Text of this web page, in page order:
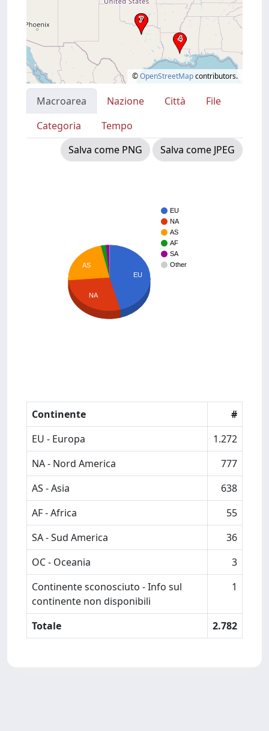
©OpenStreetMapcontributors.
Macroarea Nazione Città
File
Categoria
Tempo
Salva come PNG
Salva come JPEG
EU
NA
AS
AF
SA
Other
EU
AS
NA
Continente
#
EU - Europa
1.272
NA - Nord America
777
AS - Asia
638
AF - Africa
55
SA - Sud America
36
OC - Oceania
3
Continente sconosciuto - Info sul
continente non disponibili
1
Totale 2.782